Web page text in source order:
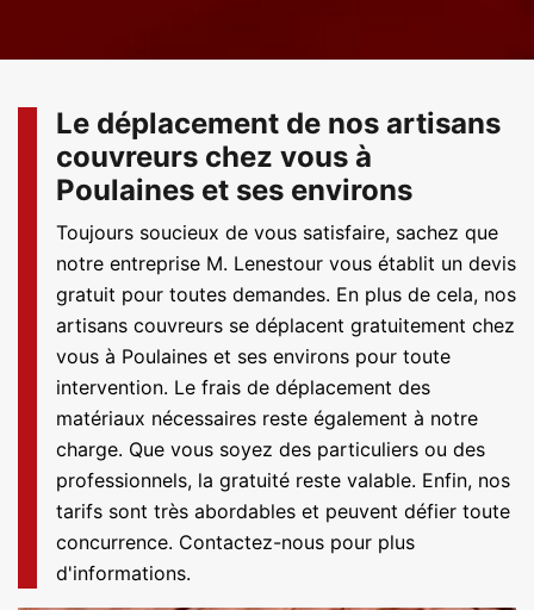
Le déplacement de nos artisans
couvreurs chez vous à
Poulaines et ses environs
Toujours soucieux de vous satisfaire, sachez que
notre entreprise M. Lenestour vous établit un devis
gratuit pour toutes demandes. En plus de cela, nos
artisans couvreurs se déplacent gratuitement chez
vous à Poulaines et ses environs pour toute
intervention. Le frais de déplacement des
matériaux nécessaires reste également à notre
charge. Que vous soyez des particuliers ou des
professionnels, la gratuité reste valable. Enfin, nos
tarifs sont très abordables et peuvent défier toute
concurrence. Contactez-nous pour plus
d'informations.